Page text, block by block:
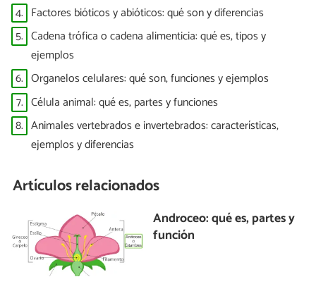
4. Factores bióticos y abióticos: qué son y diferencias
5. Cadena trófica o cadena alimenticia: qué es, tipos y
ejemplos
6. Organelos celulares: qué son, funciones y ejemplos
7. Célula animal: qué es, partes y funciones
8. Animales vertebrados e invertebrados: características,
ejemplos y diferencias
Artículos relacionados
Androceo: qué es, partes y
función